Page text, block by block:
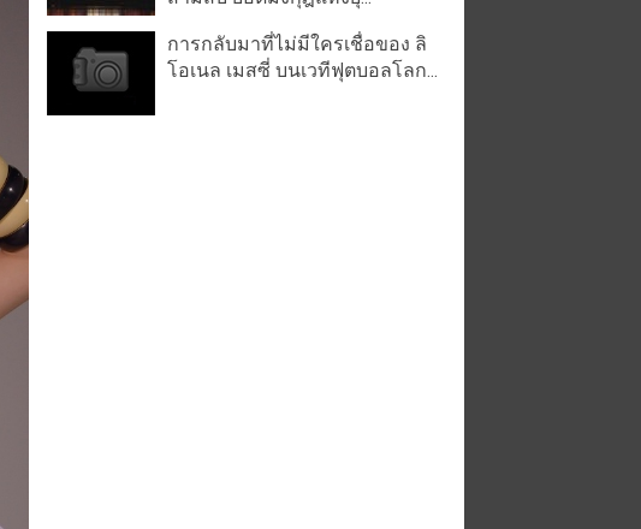
การกลับมาที่ไม่มีใครเชื่อของ ลิ
โอเนล เมสซี่ บนเวทีฟุตบอลโลก...